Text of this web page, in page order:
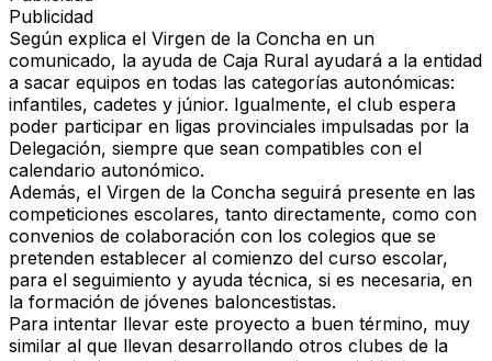
Publicidad
Según explica el Virgen de la Concha en un
comunicado, la ayuda de Caja Rural ayudará a la entidad
a sacar equipos en todas las categorías autonómicas:
infantiles, cadetes y júnior. Igualmente, el club espera
poder participar en ligas provinciales impulsadas por la
Delegación, siempre que sean compatibles con el
calendario autonómico.
Además, el Virgen de la Concha seguirá presente en las
competiciones escolares, tanto directamente, como con
convenios de colaboración con los colegios que se
pretenden establecer al comienzo del curso escolar,
para el seguimiento y ayuda técnica, si es necesaria, en
la formación de jóvenes baloncestistas.
Para intentar llevar este proyecto a buen término, muy
similar al que llevan desarrollando otros clubes de la